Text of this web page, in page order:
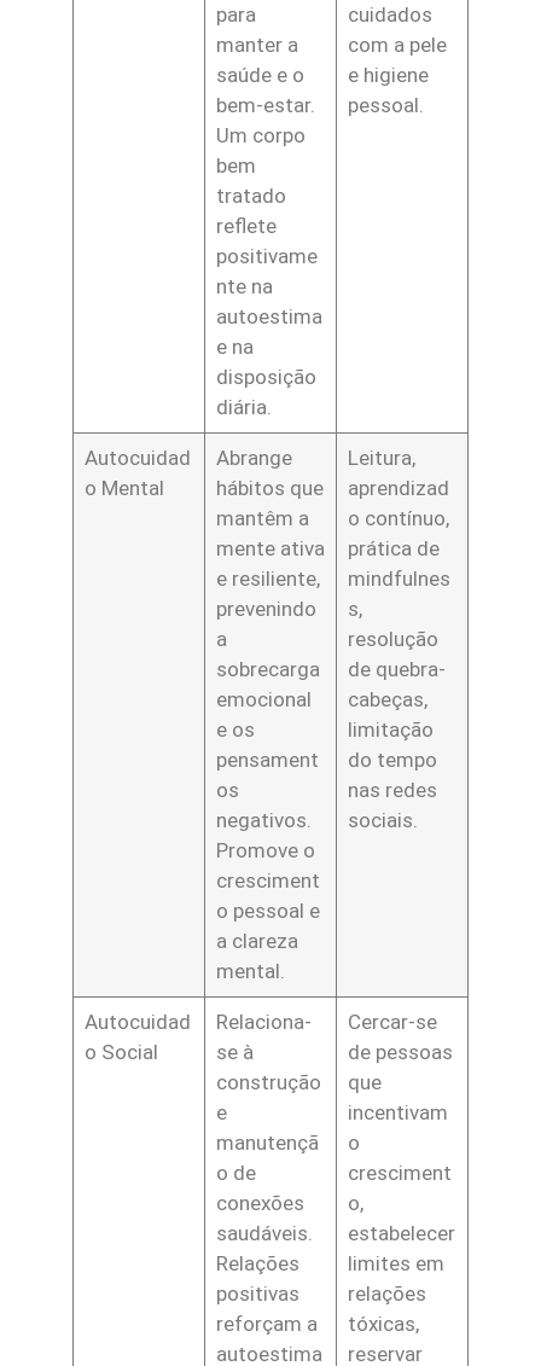
para
manter a
saúde e o
bem-estar.
Um corpo
bem
tratado
reflete
positivame
nte na
autoestima
e na
disposição
diária.
cuidados
com a pele
e higiene
pessoal.
Autocuidad
o Mental
Abrange
hábitos que
mantêm a
mente ativa
e resiliente,
prevenindo
a
sobrecarga
emocional
e os
pensament
os
negativos.
Promove o
cresciment
o pessoal e
a clareza
mental.
Leitura,
aprendizad
o contínuo,
prática de
mindfulnes
s,
resolução
de quebra-
cabeças,
limitação
do tempo
nas redes
sociais.
Autocuidad
o Social
Relaciona-
se à
construção
e
manutençã
o de
conexões
saudáveis.
Relações
positivas
reforçam a
autoestima
Cercar-se
de pessoas
que
incentivam
o
cresciment
o,
estabelecer
limites em
relações
tóxicas,
reservar